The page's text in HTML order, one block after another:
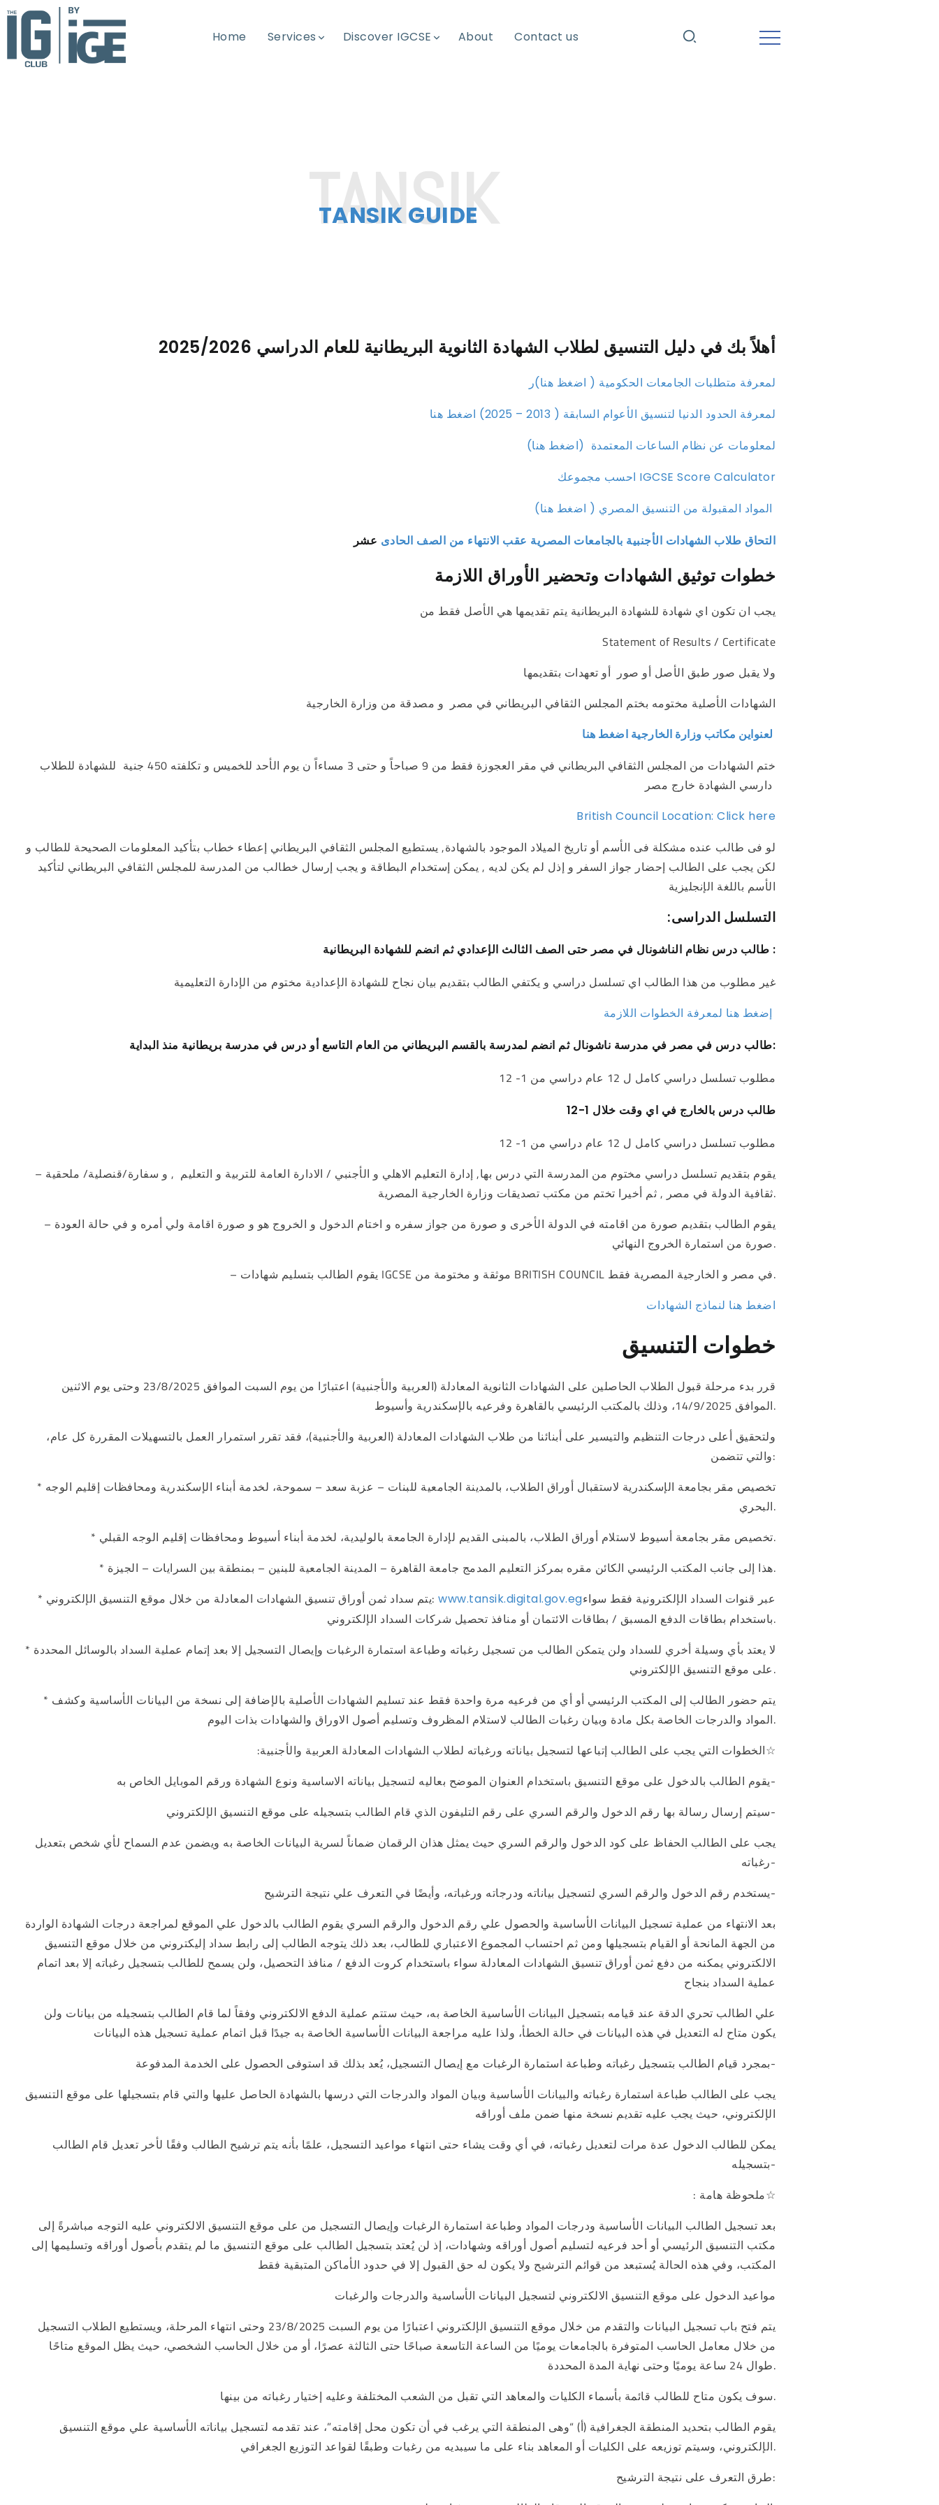
Home Services Discover IGCSE About Contact us
TANSIK GUIDE
أهلاً بك في دليل التنسيق لطلاب الشهادة الثانوية البريطانية للعام الدراسي 2025/2026
لمعرفة متطلبات الجامعات الحكومية ( اضغظ هنا)ر
لمعرفة الحدود الدنيا لتنسيق الأعوام السابقة ( 2013 – 2025) اضغط هنا
لمعلومات عن نظام الساعات المعتمدة (اضغط هنا)
احسب مجموعك IGCSE Score Calculator
التحاق طلاب الشهادات الأجنبية بالجامعات المصرية عقب الانتهاء من الصف الحادى عشر
خطوات توثيق الشهادات وتحضير الأوراق اللازمة
يجب ان تكون اي شهادة للشهادة البريطانية يتم تقديمها هي الأصل فقط من
Statement of Results / Certificate
ولا يقبل صور طبق الأصل أو صور أو تعهدات بتقديمها
الشهادات الأصلية مختومه بختم المجلس الثقافي البريطاني في مصر و مصدقة من وزارة الخارجية
ختم الشهادات من المجلس الثقافي البريطاني في مقر العجوزة فقط من 9 صباحاً و حتى 3 مساءاً ن يوم الأحد للخميس و تكلفته 450 جنية للشهادة للطلاب
British Council Location: Click here
لو فى طالب عنده مشكلة فى الأسم أو تاريخ الميلاد الموجود بالشهادة, يستطيع المجلس الثقافي البريطاني إعطاء خطاب بتأكيد المعلومات الصحيحة للطالب و
لكن يجب على الطالب إحضار جواز السفر و إذل لم يكن لديه , يمكن إستخدام البطاقة و يجب إرسال خطالب من المدرسة للمجلس الثقافي البريطاني لتأكيد
الأسم باللغة الإنجليزية
:التسلسل الدراسى
طالب درس نظام الناشونال في مصر حتى الصف الثالث الإعدادي ثم انضم للشهادة البريطانية :
غير مطلوب من هذا الطالب اي تسلسل دراسي و يكتفي الطالب بتقديم بيان نجاح للشهادة الإعدادية مختوم من الإدارة التعليمية
طالب درس في مصر في مدرسة ناشونال ثم انضم لمدرسة بالقسم البريطاني من العام التاسع أو درس في مدرسة بريطانية منذ البداية:
مطلوب تسلسل دراسي كامل ل 12 عام دراسي من 1- 12
طالب درس بالخارج في اي وقت خلال 1-12
مطلوب تسلسل دراسي كامل ل 12 عام دراسي من 1- 12
– يقوم بتقديم تسلسل دراسي مختوم من المدرسة التي درس بها, إدارة التعليم الاهلي و الأجنبي / الادارة العامة للتربية و التعليم , و سفارة/قنصلية/ ملحقية
ثقافية الدولة في مصر , ثم أخيرا تختم من مكتب تصديقات وزارة الخارجية المصرية.
– يقوم الطالب بتقديم صورة من اقامته في الدولة الأخرى و صورة من جواز سفره و اختام الدخول و الخروج هو و صورة اقامة ولي أمره و في حالة العودة
صورة من استمارة الخروج النهائي.
– يقوم الطالب بتسليم شهادات IGCSE موثقة و مختومة من BRITISH COUNCIL في مصر و الخارجية المصرية فقط.
اضغط هنا لنماذج الشهادات
خطوات التنسيق
قرر بدء مرحلة قبول الطلاب الحاصلين على الشهادات الثانوية المعادلة (العربية والأجنبية) اعتبارًا من يوم السبت الموافق 23/8/2025 وحتى يوم الاثنين
الموافق 14/9/2025، وذلك بالمكتب الرئيسي بالقاهرة وفرعيه بالإسكندرية وأسيوط.
ولتحقيق أعلى درجات التنظيم والتيسير على أبنائنا من طلاب الشهادات المعادلة (العربية والأجنبية)، فقد تقرر استمرار العمل بالتسهيلات المقررة كل عام،
والتي تتضمن:
* تخصيص مقر بجامعة الإسكندرية لاستقبال أوراق الطلاب، بالمدينة الجامعية للبنات – عزبة سعد – سموحة، لخدمة أبناء الإسكندرية ومحافظات إقليم الوجه
البحري.
* تخصيص مقر بجامعة أسيوط لاستلام أوراق الطلاب، بالمبنى القديم لإدارة الجامعة بالوليدية، لخدمة أبناء أسيوط ومحافظات إقليم الوجه القبلي.
* هذا إلى جانب المكتب الرئيسي الكائن مقره بمركز التعليم المدمج جامعة القاهرة – المدينة الجامعية للبنين – بمنطقة بين السرايات – الجيزة.
* يتم سداد ثمن أوراق تنسيق الشهادات المعادلة من خلال موقع التنسيق الإلكتروني: www.tansik.digital.gov.egعبر قنوات السداد الإلكترونية فقط سواء
باستخدام بطاقات الدفع المسبق / بطاقات الائتمان أو منافذ تحصيل شركات السداد الإلكتروني.
* لا يعتد بأي وسيلة أخري للسداد ولن يتمكن الطالب من تسجيل رغباته وطباعة استمارة الرغبات وإيصال التسجيل إلا بعد إتمام عملية السداد بالوسائل المحددة
على موقع التنسيق الإلكتروني.
* يتم حضور الطالب إلى المكتب الرئيسي أو أي من فرعيه مرة واحدة فقط عند تسليم الشهادات الأصلية بالإضافة إلى نسخة من البيانات الأساسية وكشف
المواد والدرجات الخاصة بكل مادة وبيان رغبات الطالب لاستلام المظروف وتسليم أصول الاوراق والشهادات بذات اليوم.
:الخطوات التي يجب على الطالب إتباعها لتسجيل بياناته ورغباته لطلاب الشهادات المعادلة العربية والأجنبية☆
يقوم الطالب بالدخول على موقع التنسيق باستخدام العنوان الموضح بعاليه لتسجيل بياناته الاساسية ونوع الشهادة ورقم الموبايل الخاص به-
سيتم إرسال رسالة بها رقم الدخول والرقم السري على رقم التليفون الذي قام الطالب بتسجيله على موقع التنسيق الإلكتروني-
رغباته-
يستخدم رقم الدخول والرقم السري لتسجيل بياناته ودرجاته ورغباته، وأيضًا في التعرف علي نتيجة الترشيح-
بعد الانتهاء من عملية تسجيل البيانات الأساسية والحصول علي رقم الدخول والرقم السري يقوم الطالب بالدخول علي الموقع لمراجعة درجات الشهادة الواردة
من الجهة المانحة أو القيام بتسجيلها ومن ثم احتساب المجموع الاعتباري للطالب، بعد ذلك يتوجه الطالب إلى رابط سداد إليكتروني من خلال موقع التنسيق
الالكتروني يمكنه من دفع ثمن أوراق تنسيق الشهادات المعادلة سواء باستخدام كروت الدفع / منافذ التحصيل، ولن يسمح للطالب بتسجيل رغباته إلا بعد اتمام
عملية السداد بنجاح
علي الطالب تحري الدقة عند قيامه بتسجيل البيانات الأساسية الخاصة به، حيث ستتم عملية الدفع الالكتروني وفقاً لما قام الطالب بتسجيله من بيانات ولن
يكون متاح له التعديل في هذه البيانات في حالة الخطأ، ولذا عليه مراجعة البيانات الأساسية الخاصة به جيدًا قبل اتمام عملية تسجيل هذه البيانات
بمجرد قيام الطالب بتسجيل رغباته وطباعة استمارة الرغبات مع إيصال التسجيل، يُعد بذلك قد استوفى الحصول على الخدمة المدفوعة-
يجب على الطالب طباعة استمارة رغباته والبيانات الأساسية وبيان المواد والدرجات التي درسها بالشهادة الحاصل عليها والتي قام بتسجيلها على موقع التنسيق
الإلكتروني، حيث يجب عليه تقديم نسخة منها ضمن ملف أوراقه
يمكن للطالب الدخول عدة مرات لتعديل رغباته، في أي وقت يشاء حتى انتهاء مواعيد التسجيل، علمًا بأنه يتم ترشيح الطالب وفقًا لأخر تعديل قام الطالب
بتسجيله-
: ملحوظة هامة☆
بعد تسجيل الطالب البيانات الأساسية ودرجات المواد وطباعة استمارة الرغبات وإيصال التسجيل من على موقع التنسيق الالكتروني عليه التوجه مباشرةً إلى
مكتب التنسيق الرئيسي أو أحد فرعيه لتسليم أصول أوراقه وشهادات، إذ لن يُعتد بتسجيل الطالب على موقع التنسيق ما لم يتقدم بأصول أوراقه وتسليمها إلى
المكتب، وفي هذه الحالة يُستبعد من قوائم الترشيح ولا يكون له حق القبول إلا في حدود الأماكن المتبقية فقط
مواعيد الدخول على موقع التنسيق الالكتروني لتسجيل البيانات الأساسية والدرجات والرغبات
يتم فتح باب تسجيل البيانات والتقدم من خلال موقع التنسيق الإلكتروني اعتبارًا من يوم السبت 23/8/2025 وحتى انتهاء المرحلة، ويستطيع الطلاب التسجيل
من خلال معامل الحاسب المتوفرة بالجامعات يوميًا من الساعة التاسعة صباحًا حتى الثالثة عصرًا، أو من خلال الحاسب الشخصي، حيث يظل الموقع متاحًا
طوال 24 ساعة يوميًا وحتى نهاية المدة المحددة.
سوف يكون متاح للطالب قائمة بأسماء الكليات والمعاهد التي تقبل من الشعب المختلفة وعليه إختيار رغباته من بينها.
يقوم الطالب بتحديد المنطقة الجغرافية (أ) “وهى المنطقة التي يرغب في أن تكون محل إقامته”، عند تقدمه لتسجيل بياناته الأساسية علي موقع التنسيق
الإلكتروني، وسيتم توزيعه على الكليات أو المعاهد بناء على ما سيبديه من رغبات وطبقًا لقواعد التوزيع الجغرافي.
طرق التعرف على نتيجة الترشيح: